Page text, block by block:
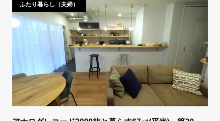
ふたり暮らし（夫婦）